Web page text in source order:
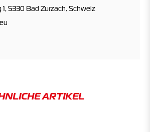
5330 Bad Zurzach, Schweiz
ARTIKEL